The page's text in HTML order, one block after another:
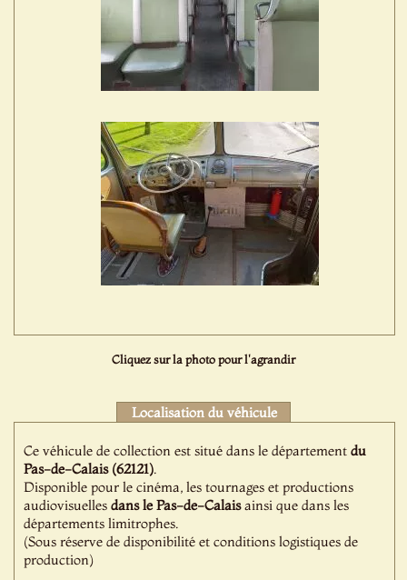
Cliquez sur la photo pour l'agrandir
Localisation du véhicule
Ce véhicule de collection est situé dans le départementdu
Pas-de-Calais (62121).
Disponible pour le cinéma, les tournages et productions
audiovisuellesdans le Pas-de-Calaisainsi que dans les
départements limitrophes.
(Sous réserve de disponibilité et conditions logistiques de
production)